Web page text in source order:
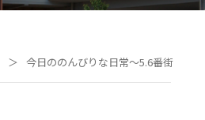
＞ 今日ののんびりな日常～5.6番街